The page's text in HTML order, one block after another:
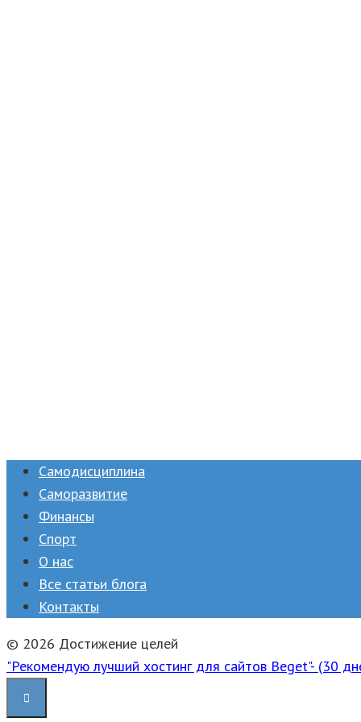
Самодисциплина
Саморазвитие
Финансы
Спорт
О нас
Все статьи блога
Контакты
© 2026 Достижение целей
"Рекомендую лучший хостинг для сайтов Beget"- (30